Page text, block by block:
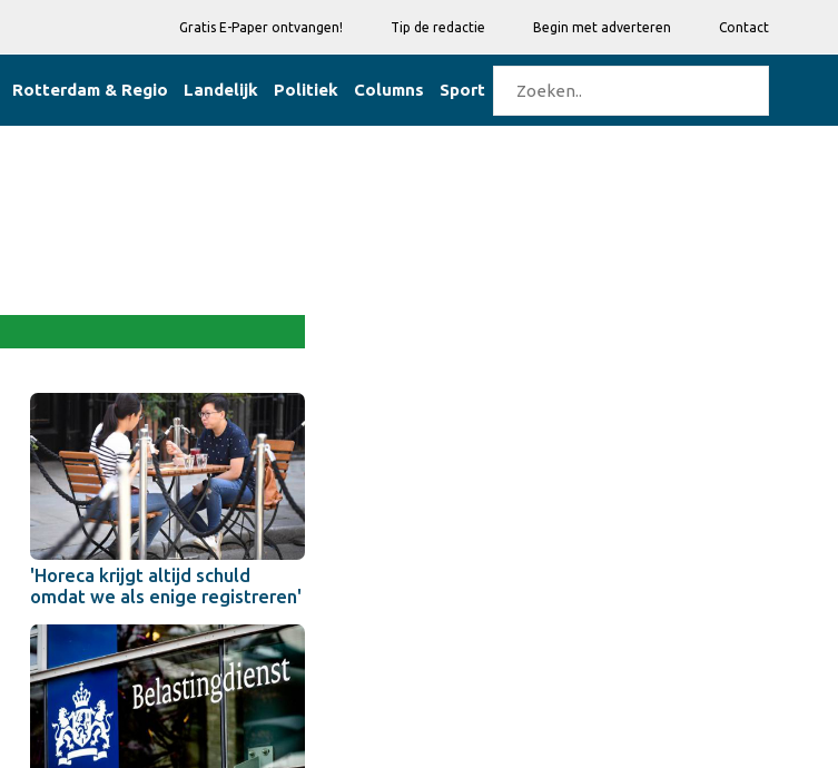
Gratis E-Paper ontvangen! Tip de redactie Begin met adverteren Contact
Rotterdam & Regio Landelijk Politiek Columns Sport
'Horeca krijgt altijd schuld
omdat we als enige registreren'